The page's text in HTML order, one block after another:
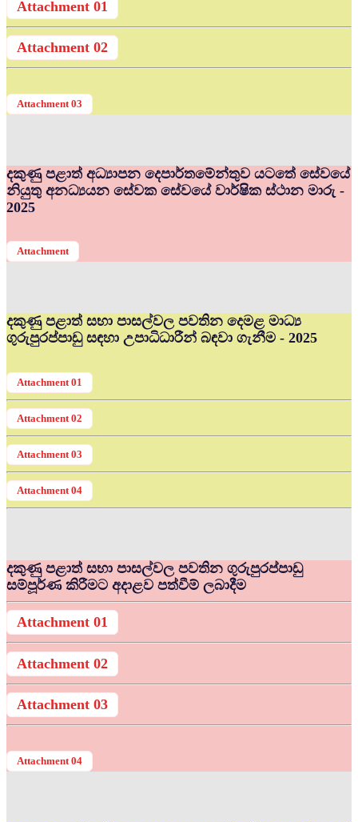
Attachment 01
Attachment 02
Attachment 03
දකුණු පළාත් අධ්‍යාපන දෙපාර්තමේන්තුව යටතේ සේවයේ
නියුතු අනධ්‍යයන සේවක සේවයේ වාර්ෂික ස්ථාන මාරු -
2025
Attachment
දකුණු පළාත් සභා පාසල්වල පවතින දෙමළ මාධ්‍ය
ගුරුපුරප්පාඩු සඳහා උපාධිධාරීන් බඳවා ගැනීම - 2025
Attachment 01
Attachment 02
Attachment 03
Attachment 04
දකුණු පළාත් සභා පාසල්වල පවතින ගුරුපුරප්පාඩු
සම්පූර්ණ කිරීමට අදාළව පත්වීම් ලබාදීම
Attachment 01
Attachment 02
Attachment 03
Attachment 04